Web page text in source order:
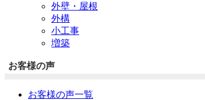
外壁・屋根
外構
小工事
増築
お客様の声
お客様の声一覧